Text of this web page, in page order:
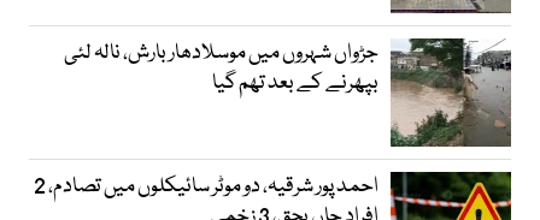
جڑواں شہروں میں موسلادھار بارش، نالہ لئی
بپھرنے کے بعد تھم گیا
احمد پور شرقیہ، دو موٹر سائیکلوں میں تصادم، 2